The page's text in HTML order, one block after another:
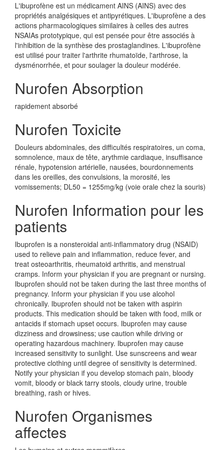
L'ibuprofène est un médicament AINS (AINS) avec des
propriétés analgésiques et antipyrétiques. L'ibuprofène a des
actions pharmacologiques similaires à celles des autres
NSAIAs prototypique, qui est pensée pour être associés à
l'inhibition de la synthèse des prostaglandines. L'ibuprofène
est utilisé pour traiter l'arthrite rhumatoïde, l'arthrose, la
dysménorrhée, et pour soulager la douleur modérée.
Nurofen Absorption
rapidement absorbé
Nurofen Toxicite
Douleurs abdominales, des difficultés respiratoires, un coma,
somnolence, maux de tête, arythmie cardiaque, insuffisance
rénale, hypotension artérielle, nausées, bourdonnements
dans les oreilles, des convulsions, la morosité, les
vomissements; DL50 = 1255mg/kg (voie orale chez la souris)
Nurofen Information pour les
patients
Ibuprofen is a nonsteroidal anti-inflammatory drug (NSAID)
used to relieve pain and inflammation, reduce fever, and
treat osteoarthritis, rheumatoid arthritis, and menstrual
cramps. Inform your physician if you are pregnant or nursing.
Ibuprofen should not be taken during the last three months of
pregnancy. Inform your physician if you use alcohol
chronically. Ibuprofen should not be taken with aspirin
products. This medication should be taken with food, milk or
antacids if stomach upset occurs. Ibuprofen may cause
dizziness and drowsiness; use caution while driving or
operating hazardous machinery. Ibuprofen may cause
increased sensitivity to sunlight. Use sunscreens and wear
protective clothing until degree of sensitivity is determined.
Notify your physician if you develop stomach pain, bloody
vomit, bloody or black tarry stools, cloudy urine, trouble
breathing, rash or hives.
Nurofen Organismes
affectes